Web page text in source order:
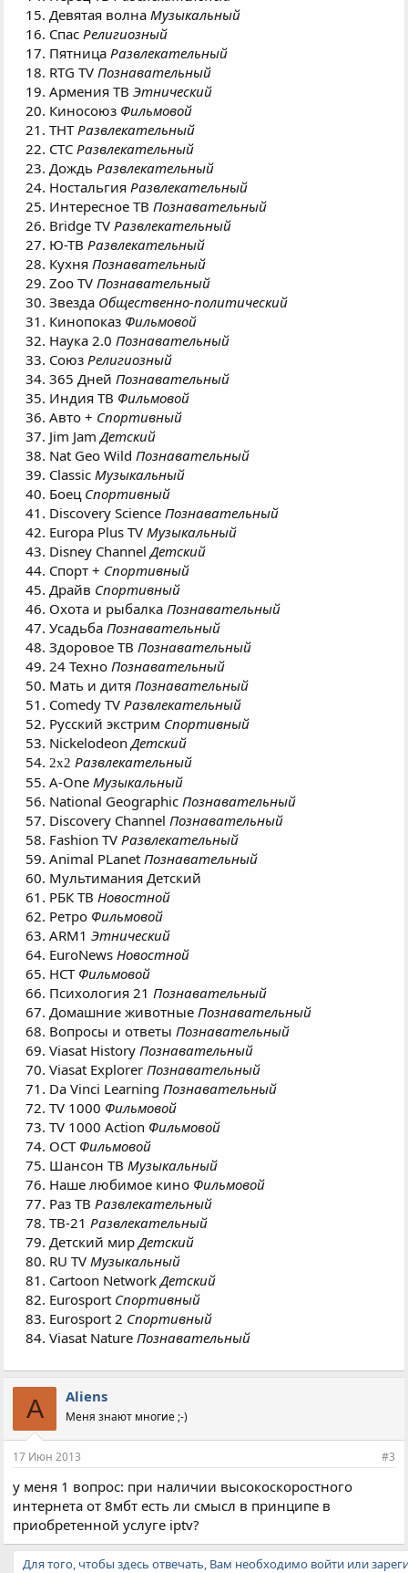
Девятая волнаМузыкальный
СпасРелигиозный
ПятницаРазвлекательный
RTG TVПознавательный
Армения ТВЭтнический
Киносоюз Фильмовой
ТНТРазвлекательный
СТСРазвлекательный
ДождьРазвлекательный
НостальгияРазвлекательный
Интересное ТВПознавательный
Bridge TVРазвлекательный
Ю-ТВРазвлекательный
КухняПознавательный
Zoo TVПознавательный
Звезда Общественно-политический
Кинопоказ Фильмовой
Наука 2.0Познавательный
СоюзРелигиозный
365 ДнейПознавательный
Индия ТВ Фильмовой
Авто + Спортивный
Jim JamДетский
Nat Geo WildПознавательный
ClassicМузыкальный
Боец Спортивный
Discovery ScienceПознавательный
Europa Plus TVМузыкальный
Disney ChannelДетский
Спорт + Спортивный
Драйв Спортивный
Охота и рыбалкаПознавательный
УсадьбаПознавательный
Здоровое ТВПознавательный
24 ТехноПознавательный
Мать и дитяПознавательный
Comedy TVРазвлекательный
Русский экстрим Спортивный
NickelodeonДетский
2x2 Развлекательный
A-OneМузыкальный
National GeographicПознавательный
Discovery ChannelПознавательный
Fashion TVРазвлекательный
Animal PLanetПознавательный
Мультимания Детский
РБК ТВНовостной
Ретро Фильмовой
ARM1Этнический
EuroNewsНовостной
НСТ Фильмовой
Психология 21Познавательный
Домашние животныеПознавательный
Вопросы и ответыПознавательный
Viasat HistoryПознавательный
Viasat ExplorerПознавательный
Da Vinci LearningПознавательный
TV 1000 Фильмовой
TV 1000 Action Фильмовой
OCT Фильмовой
Шансон ТВМузыкальный
Наше любимое кино Фильмовой
Раз ТВРазвлекательный
ТВ-21Развлекательный
Детский мирДетский
RU TVМузыкальный
Cartoon NetworkДетский
Eurosport Спортивный
Eurosport 2 Спортивный
Viasat NatureПознавательный
A Aliens
Меня знают многие ;-)
17 Июн 2013 #3
у меня 1 вопрос: при наличии высокоскоростного
интернета от 8мбт есть ли смысл в принципе в
приобретенной услуге iptv?
Для того, чтобы здесь отвечать, Вам необходимо войти или